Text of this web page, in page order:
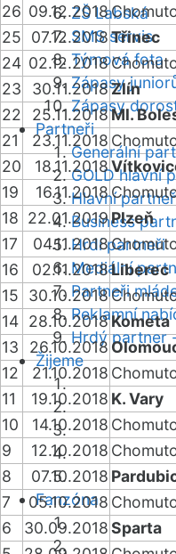
ZŠ Labská
SMS servis
Týmová fota
Zápasy
Zápasy
Partneři
Generální
GOLD hlavní
Hlavní
Business
Hrdí partneři
Mediální
Partneři
Reklamní
Hrdý partner
Žijeme
Fanzóna
26 09.12.2018
25
07.12.2018Třinec
24 02.12.2018
23
30.11.2018Zlín
22
25.11.2018Ml.
21
23.11.2018
20
18.11.2018
19
16.11.2018
18 22.01.2019Plzeň
17
04.11.2018
16
02.11.2018Liberec
15
30.10.2018
14 28.10.2018Kometa
13
26.10.2018
12
21.10.2018
11
19.10.2018 K. Vary
10
14.10.2018
9
12.10.2018
8
07.10.2018
7
05.10.2018
6
30.09.2018Sparta